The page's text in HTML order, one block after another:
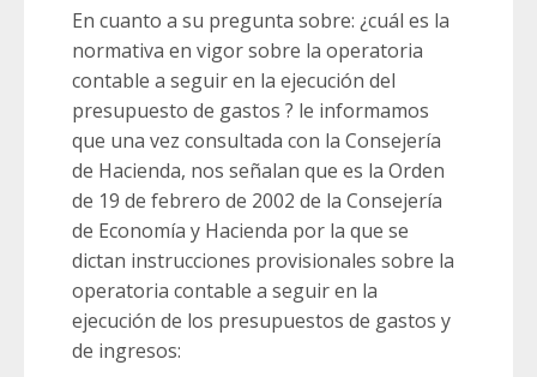
En cuanto a su pregunta sobre: ¿cuál es la
normativa en vigor sobre la operatoria
contable a seguir en la ejecución del
presupuesto de gastos ? le informamos
que una vez consultada con la Consejería
de Hacienda, nos señalan que es la Orden
de 19 de febrero de 2002 de la Consejería
de Economía y Hacienda por la que se
dictan instrucciones provisionales sobre la
operatoria contable a seguir en la
ejecución de los presupuestos de gastos y
de ingresos: